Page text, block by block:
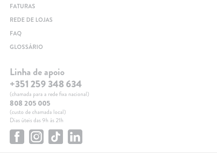
FATURAS
REDE DE LOJAS
FAQ
GLOSSÁRIO
Linha de apoio
+351 259 348 634
(chamada para a rede fixa nacional)
808 205 005
(custo de chamada local)
Dias úteis das 9h às 21h